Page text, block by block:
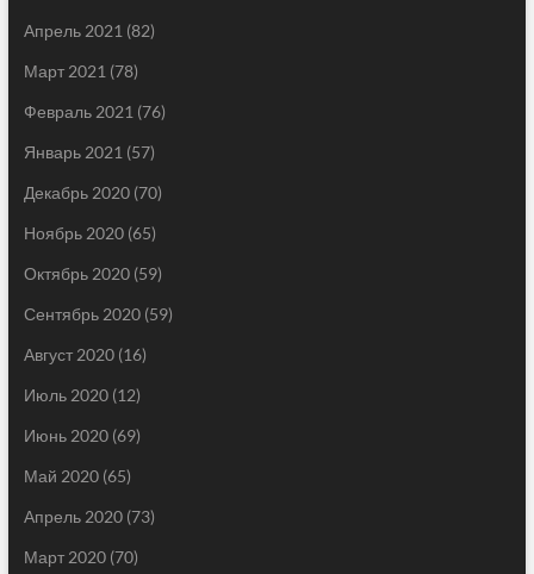
Апрель 2021 (82)
Март 2021 (78)
Февраль 2021 (76)
Январь 2021 (57)
Декабрь 2020(70)
Ноябрь 2020(65)
Октябрь 2020(59)
Сентябрь 2020(59)
Август 2020(16)
Июль 2020(12)
Июнь 2020(69)
Май 2020(65)
Апрель 2020(73)
Март 2020(70)